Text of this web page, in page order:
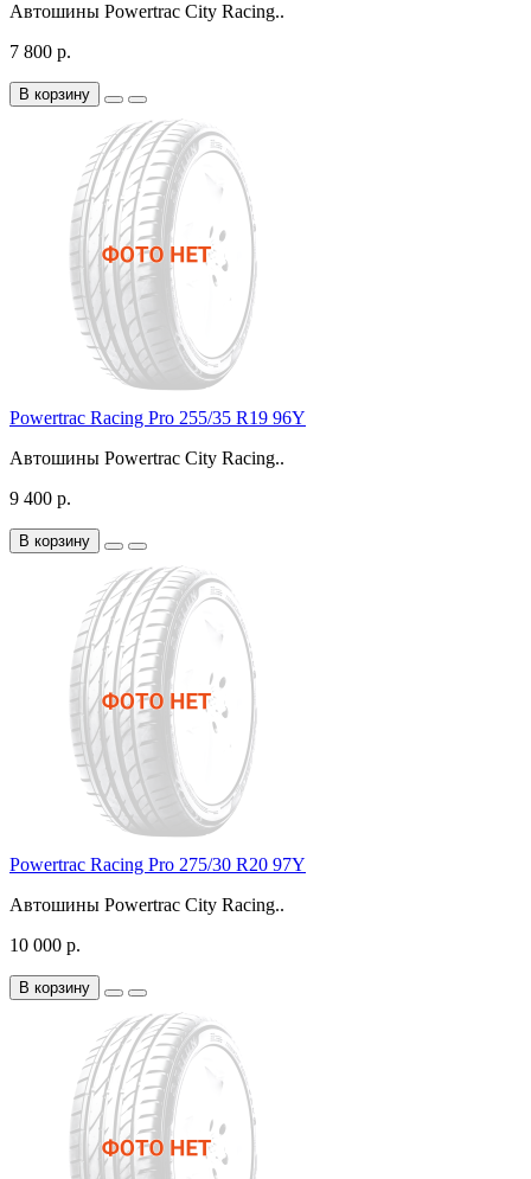
Автошины Powertrac City Racing..
7 800 р.
В корзину
Powertrac Racing Pro 255/35 R19 96Y
Автошины Powertrac City Racing..
9 400 р.
В корзину
Powertrac Racing Pro 275/30 R20 97Y
Автошины Powertrac City Racing..
10 000 р.
В корзину